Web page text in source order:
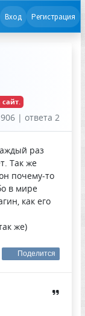
Вход Регистрация
| ответа 2
раз
Так же
почему-то
в мире
как его
же)
Поделится